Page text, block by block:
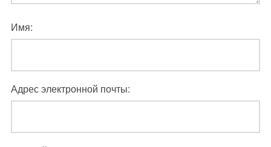
Имя:
Адрес электронной почты: